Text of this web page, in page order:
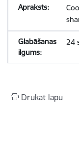
24
Drukāt lapu